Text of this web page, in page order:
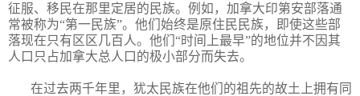
征服、移民在那里定居的民族。例如，加拿大印第安部落通
常被称为“第一民族”。他们始终是原住民民族，即使这些部
落现在只有区区几百人。他们“时间上最早”的地位并不因其
人口只占加拿大总人口的极小部分而失去。
在过去两千年里，犹太民族在他们的祖先的故土上拥有同